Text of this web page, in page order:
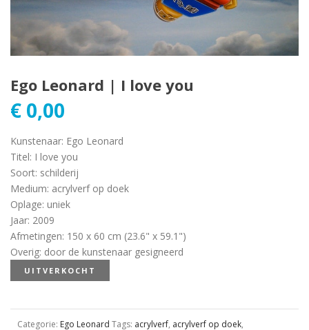
Ego Leonard | I love you
€ 0,00
Kunstenaar: Ego Leonard
Titel: I love you
Soort: schilderij
Medium: acrylverf op doek
Oplage: uniek
Jaar: 2009
Afmetingen: 150 x 60 cm (23.6" x 59.1")
Overig: door de kunstenaar gesigneerd
UITVERKOCHT
Categorie: Ego Leonard Tags: acrylverf, acrylverf op doek,